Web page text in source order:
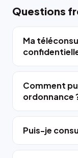
Questions
Ma
Comment
ordonnance
Puis-je